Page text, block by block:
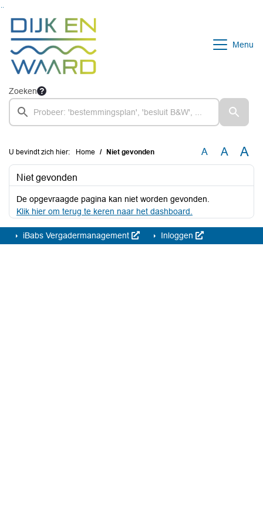
Menu
Zoeken
U bevindt zich hier: Home Niet gevonden A A A
Niet gevonden
De opgevraagde pagina kan niet worden gevonden.
Klik hier om terug te keren naar het dashboard.
iBabs Vergadermanagement Inloggen